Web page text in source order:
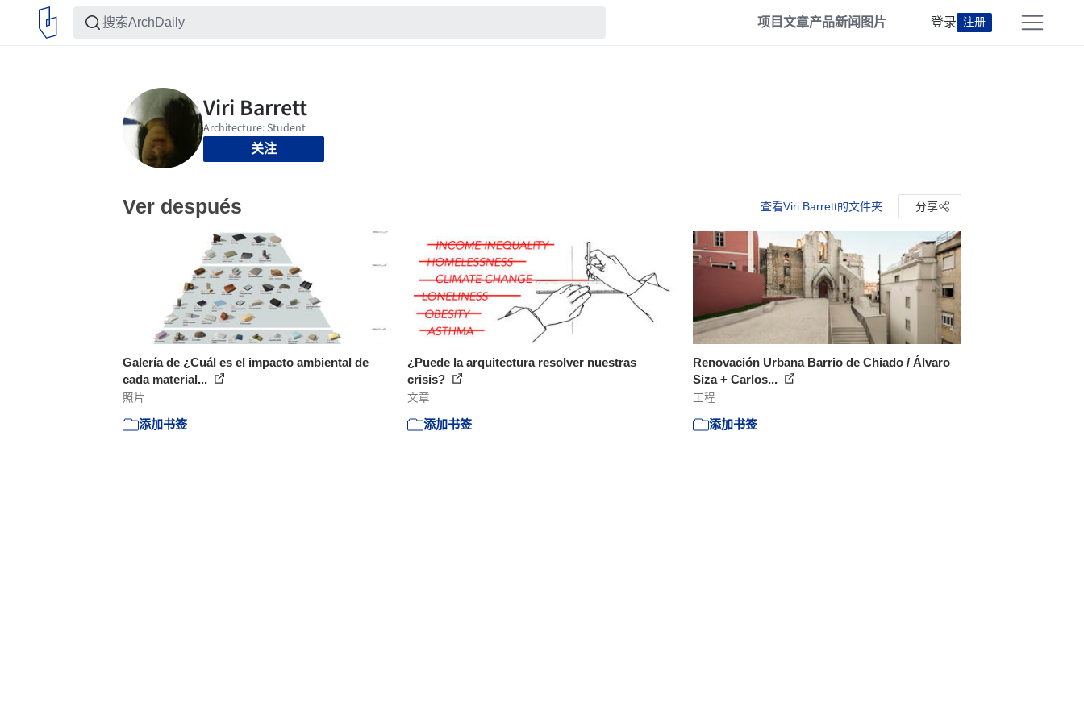
项目文章产品新闻 图片 登录 注册
关注
Ver después 查看Viri Barrett的文件夹 分享
Galería de ¿Cuál es el impacto ambiental de
cada material...
照片
添加书签
¿Puede la arquitectura resolver nuestras
crisis?
文章
添加书签
Renovación Urbana Barrio de Chiado / Álvaro
Siza + Carlos...
工程
添加书签